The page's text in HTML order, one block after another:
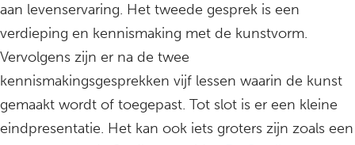
aan levenservaring. Het tweede gesprek is een
verdieping en kennismaking met de kunstvorm.
Vervolgens zijn er na de twee
kennismakingsgesprekken vijf lessen waarin de kunst
gemaakt wordt of toegepast. Tot slot is er een kleine
eindpresentatie. Het kan ook iets groters zijn zoals een